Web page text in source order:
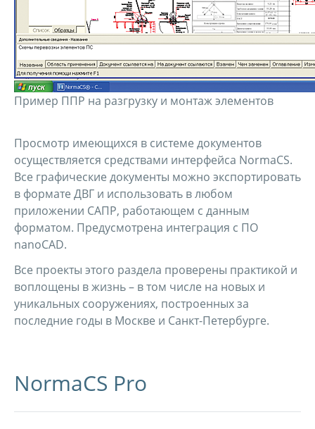
Пример ППР на разгрузку и монтаж элементов
Просмотр имеющихся в системе документов
осуществляется средствами интерфейса NormaCS.
Все графические документы можно экспортировать
в формате ДВГ и использовать в любом
приложении САПР, работающем с данным
форматом. Предусмотрена интеграция с ПО
nanoCAD.
Все проекты этого раздела проверены практикой и
воплощены в жизнь – в том числе на новых и
уникальных сооружениях, построенных за
последние годы в Москве и Санкт-Петербурге.
NormaCS Pro